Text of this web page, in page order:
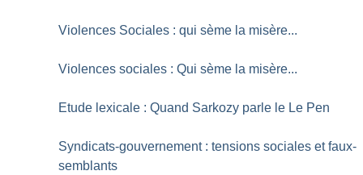
Violences Sociales : qui sème la misère...
Violences sociales : Qui sème la misère...
Etude lexicale : Quand Sarkozy parle le Le Pen
Syndicats-gouvernement : tensions sociales et faux-
semblants